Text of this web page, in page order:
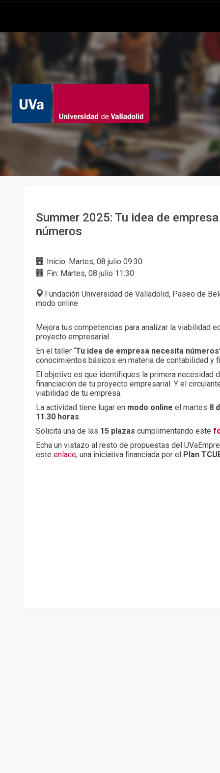
Summer 2025: Tu idea de
números
Inicio: Martes, 08 julio 09:30
Fin: Martes, 08 julio 11:30
Fundación Universidad de Valladolid, Paseo de
modo online
Mejora tus competencias para analizar la viabilidad
proyecto empresarial.
En el taller ‘Tu idea de empresa necesita
conocimientos básicos en materia de contabilidad y
El objetivo es que identifiques la primera necesidad
financiación de tu proyecto empresarial. Y el
viabilidad de tu empresa.
La actividad tiene lugar en modo online el martes 8
11.30 horas.
Solicita una de las 15 plazas cumplimentando este
Echa un vistazo al resto de propuestas del
este enlace, una iniciativa financiada por el Plan